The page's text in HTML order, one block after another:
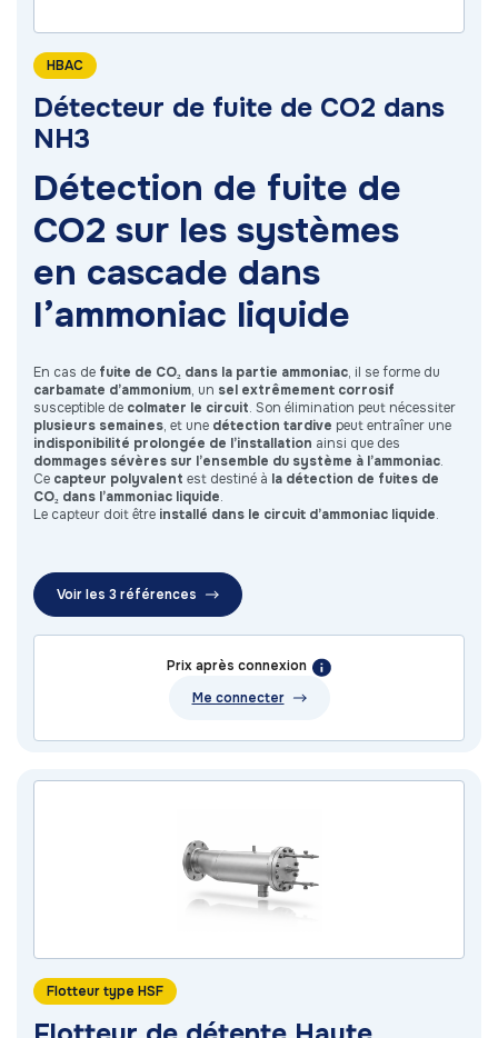
HBAC
Détecteur de fuite de CO2 dans
NH3
Détection de fuite de
CO2 sur les systèmes
en cascade dans
l’ammoniac liquide
En cas de fuite de CO₂ dans la partie ammoniac, il se forme du
carbamate d’ammonium, un sel extrêmement corrosif
susceptible de colmater le circuit. Son élimination peut nécessiter
plusieurs semaines, et une détection tardive peut entraîner une
indisponibilité prolongée de l’installation ainsi que des
dommages sévères sur l’ensemble du système à l’ammoniac.
Ce capteur polyvalent est destiné à la détection de fuites de
CO₂ dans l’ammoniac liquide.
Le capteur doit être installé dans le circuit d’ammoniac liquide.
Voir les 3 références
Prix après connexion
Me connecter
Flotteur type HSF